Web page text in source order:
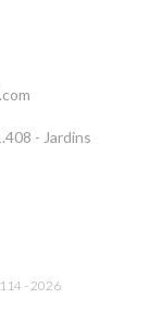
- Jardins
- 2026